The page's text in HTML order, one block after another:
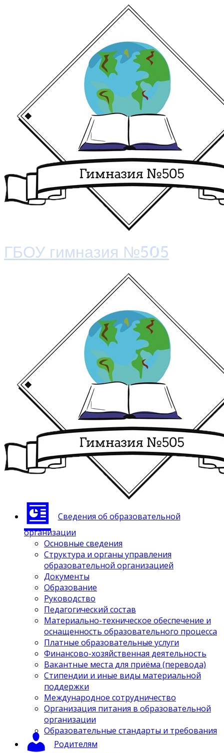
ГБОУ гимназия №505
Сведения об образовательной
организации
Основные сведения
Структура и органы управления
образовательной организацией
Документы
Образование
Руководство
Педагогический состав
Материально-техническое обеспечение и
оснащенность образовательного процесса
Платные образовательные услуги
Финансово-хозяйственная деятельность
Вакантные места для приёма (перевода)
Стипендии и иные виды материальной
поддержки
Международное сотрудничество
Организация питания в образовательной
организации
Образовательные стандарты и требования
Родителям